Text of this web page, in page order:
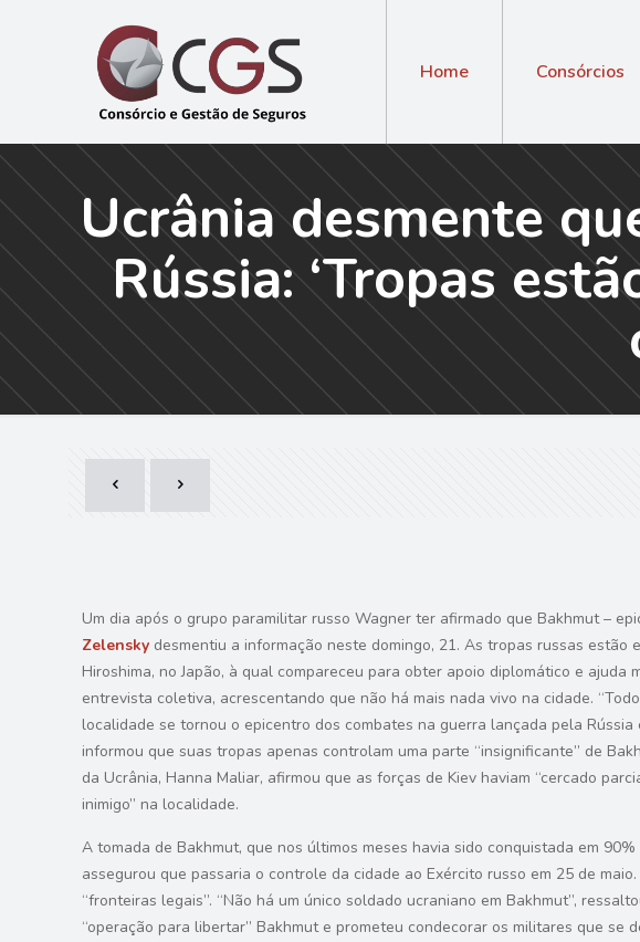
Home Consórcios
Ucrânia desmente
Rússia: ‘Tropas
Um dia após o grupo paramilitar russo Wagner ter afirmado que Bakhmut –
Zelensky desmentiu a informação neste domingo, 21. As tropas russas
Hiroshima, no Japão, à qual compareceu para obter apoio diplomático e
entrevista coletiva, acrescentando que não há mais nada vivo na cidade.
localidade se tornou o epicentro dos combates na guerra lançada pela
informou que suas tropas apenas controlam uma parte “insignificante” de
da Ucrânia, Hanna Maliar, afirmou que as forças de Kiev haviam “cercado
inimigo” na localidade.
A tomada de Bakhmut, que nos últimos meses havia sido conquistada em
assegurou que passaria o controle da cidade ao Exército russo em 25 de
“fronteiras legais”. “Não há um único soldado ucraniano em Bakhmut”,
“operação para libertar” Bakhmut e prometeu condecorar os militares que